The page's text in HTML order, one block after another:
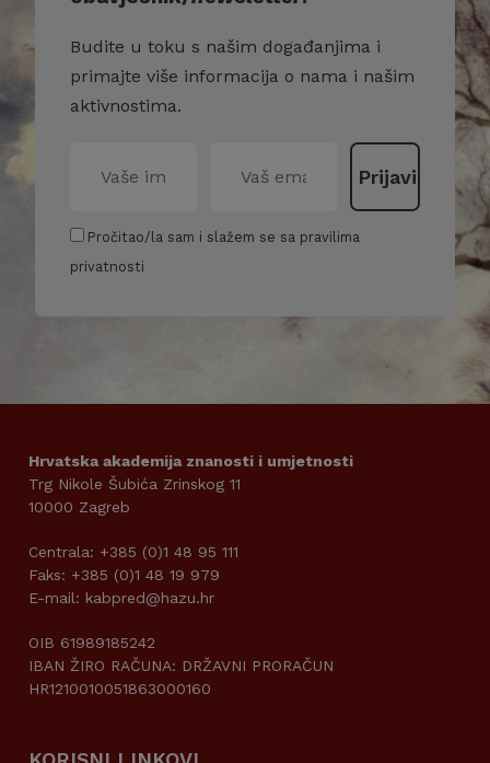
Budite u toku s našim događanjima i
primajte više informacija o nama i našim
aktivnostima.
Pročitao/la sam i slažem se sa pravilima
privatnosti
Hrvatska akademija znanosti i umjetnosti
Trg Nikole Šubića Zrinskog 11
10000 Zagreb
Centrala: +385 (0)1 48 95 111
Faks: +385 (0)1 48 19 979
E-mail: kabpred@hazu.hr
OIB 61989185242
IBAN ŽIRO RAČUNA: DRŽAVNI PRORAČUN
HR1210010051863000160